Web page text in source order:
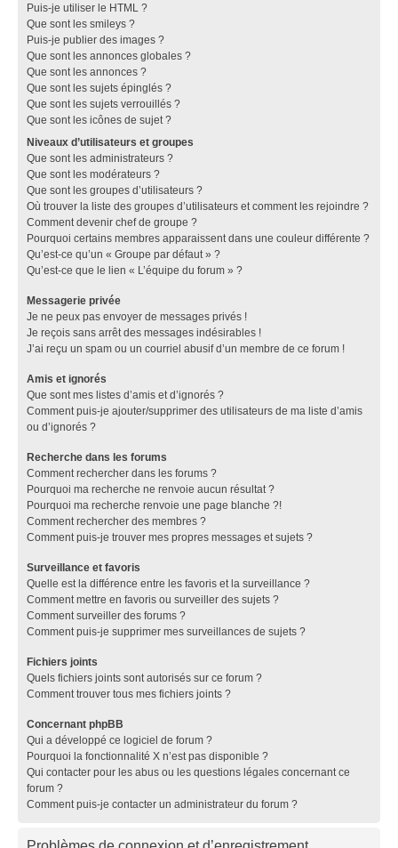
Puis-je utiliser le HTML ?
Que sont les smileys ?
Puis-je publier des images ?
Que sont les annonces globales ?
Que sont les annonces ?
Que sont les sujets épinglés ?
Que sont les sujets verrouillés ?
Que sont les icônes de sujet ?
Niveaux d’utilisateurs et groupes
Que sont les administrateurs ?
Que sont les modérateurs ?
Que sont les groupes d’utilisateurs ?
Où trouver la liste des groupes d’utilisateurs et comment les rejoindre ?
Comment devenir chef de groupe ?
Pourquoi certains membres apparaissent dans une couleur différente ?
Qu’est-ce qu’un « Groupe par défaut » ?
Qu’est-ce que le lien « L’équipe du forum » ?
Messagerie privée
Je ne peux pas envoyer de messages privés !
Je reçois sans arrêt des messages indésirables !
J’ai reçu un spam ou un courriel abusif d’un membre de ce forum !
Amis et ignorés
Que sont mes listes d’amis et d’ignorés ?
Comment puis-je ajouter/supprimer des utilisateurs de ma liste d’amis
ou d’ignorés ?
Recherche dans les forums
Comment rechercher dans les forums ?
Pourquoi ma recherche ne renvoie aucun résultat ?
Pourquoi ma recherche renvoie une page blanche ?!
Comment rechercher des membres ?
Comment puis-je trouver mes propres messages et sujets ?
Surveillance et favoris
Quelle est la différence entre les favoris et la surveillance ?
Comment mettre en favoris ou surveiller des sujets ?
Comment surveiller des forums ?
Comment puis-je supprimer mes surveillances de sujets ?
Fichiers joints
Quels fichiers joints sont autorisés sur ce forum ?
Comment trouver tous mes fichiers joints ?
Concernant phpBB
Qui a développé ce logiciel de forum ?
Pourquoi la fonctionnalité X n’est pas disponible ?
Qui contacter pour les abus ou les questions légales concernant ce
forum ?
Comment puis-je contacter un administrateur du forum ?